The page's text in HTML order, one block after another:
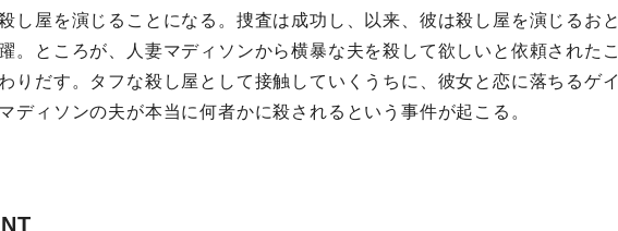
し屋を演じることになる。捜査は成功し、以来、彼は殺し屋を演じるおと
。ところが、人妻マディソンから横暴な夫を殺して欲しいと依頼されたこ
りだす。タフな殺し屋として接触していくうちに、彼女と恋に落ちるゲイ
ディソンの夫が本当に何者かに殺されるという事件が起こる。